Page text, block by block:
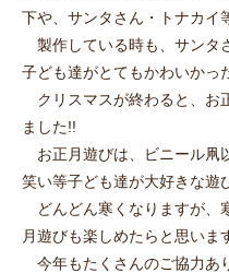
下や、サンタさん・トナカイ
製作している時も、サンタ
子ども達がとてもかわいかっ
クリスマスが終わると、お
ました!!
お正月遊びは、ビニール凧
笑い等子ども達が大好きな遊
どんどん寒くなりますが、
月遊びも楽しめたらと思いま
今年もたくさんのご協力あ